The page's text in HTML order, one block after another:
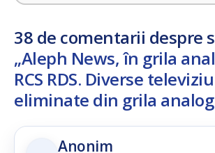
38 de comentarii despre
„Aleph News, în grila
RCS RDS. Diverse
eliminate din grila
Anonim